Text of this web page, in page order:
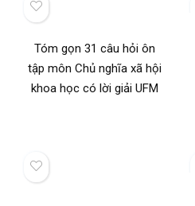
Tóm gọn 31 câu hỏi ôn
tập môn Chủ nghĩa xã hội
khoa học có lời giải UFM